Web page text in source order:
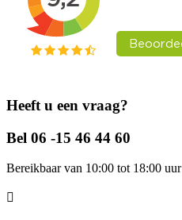
Heeft u een vraag?
Bel 06 -15 46 44 60
Bereikbaar van 10:00 tot 18:00 uur